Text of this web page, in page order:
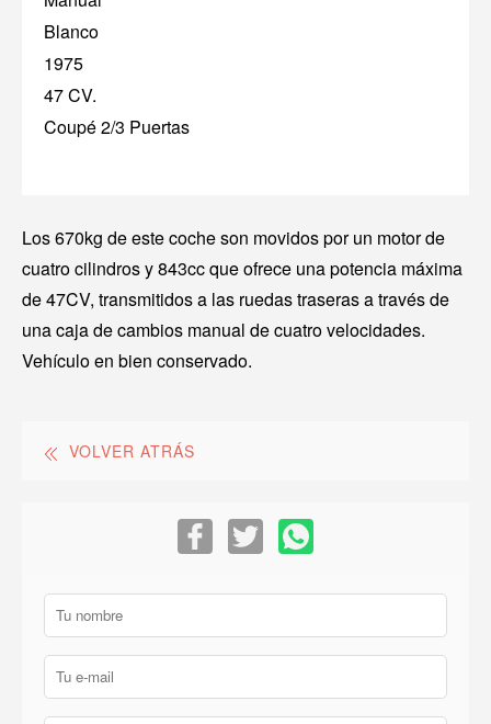
Blanco
1975
47 CV.
Coupé 2/3 Puertas
Los 670kg de este coche son movidos por un motor de
cuatro cilindros y 843cc que ofrece una potencia máxima
de 47CV, transmitidos a las ruedas traseras a través de
una caja de cambios manual de cuatro velocidades.
Vehículo en bien conservado.
VOLVER ATRÁS